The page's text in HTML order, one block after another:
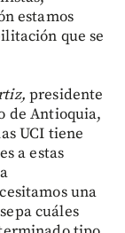
estamos
que se
presidente
de Antioquia,
UCI tiene
a estas
una
cuáles